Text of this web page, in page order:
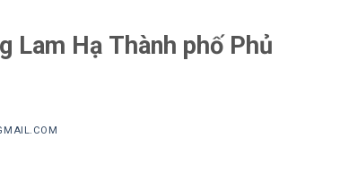
Hạ Thành phố Phủ